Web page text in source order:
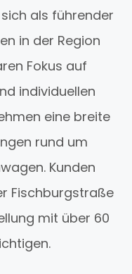
als führender
in der Region
Fokus auf
individuellen
eine breite
rund um
Kunden
Fischburgstraße
mit über 60